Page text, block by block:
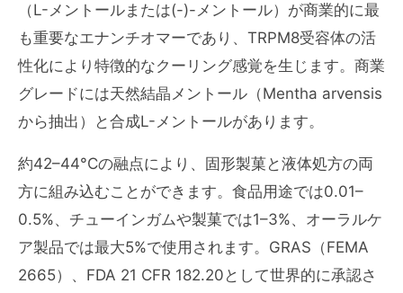
（L-メントールまたは(-)-メントール）が商業的に最
も重要なエナンチオマーであり、TRPM8受容体の活
性化により特徴的なクーリング感覚を生じます。商業
グレードには天然結晶メントール（Mentha arvensis
から抽出）と合成L-メントールがあります。
約42–44°Cの融点により、固形製菓と液体処方の両
方に組み込むことができます。食品用途では0.01–
0.5%、チューインガムや製菓では1–3%、オーラルケ
ア製品では最大5%で使用されます。GRAS（FEMA
2665）、FDA 21 CFR 182.20として世界的に承認さ